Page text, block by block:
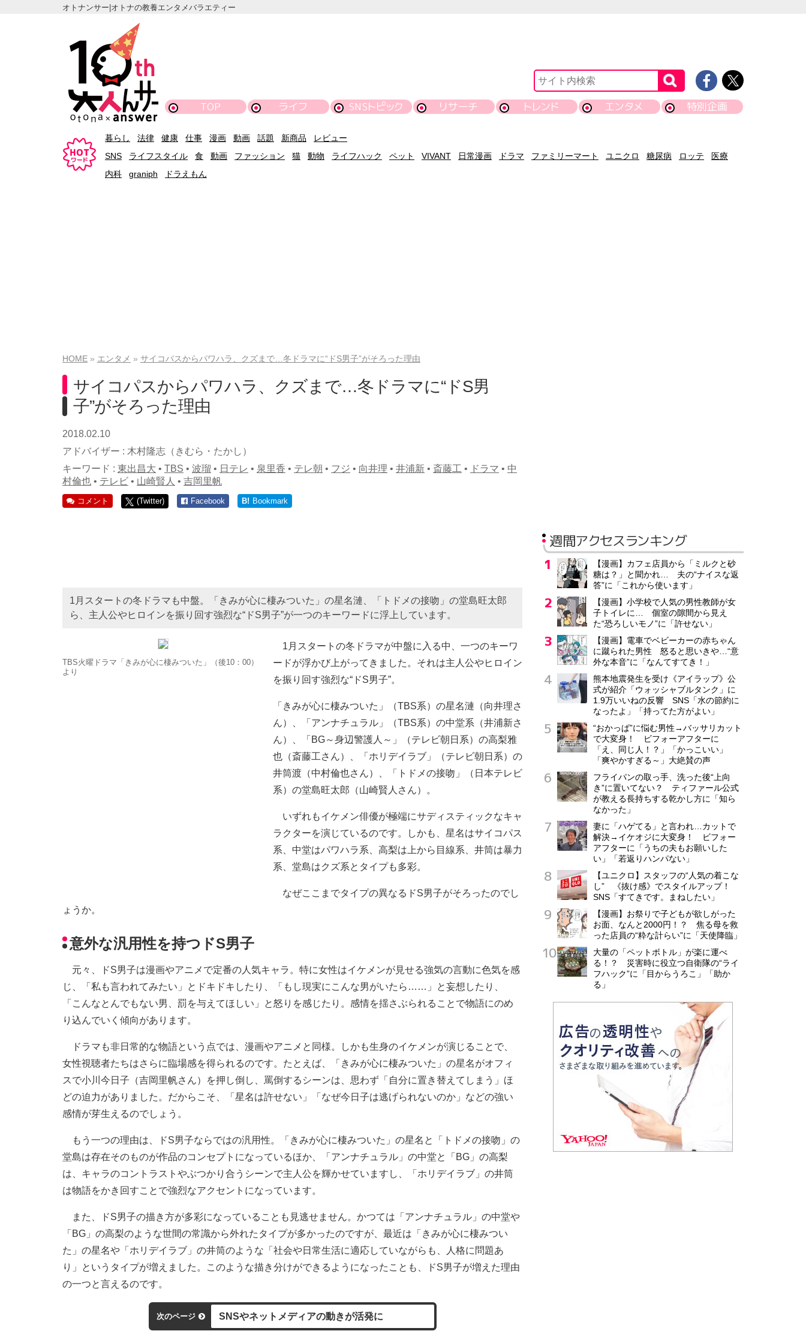
オトナンサー|オトナの教養エンタメバラエティー
TOP ライフ SNSトピック リサーチ トレンド エンタメ 特別企画
暮らし 法律 健康 仕事 漫画 動画 話題 新商品
レビュー
SNS
ライフスタイル 食 動画 ファッション 猫 動物 ライフハック ペット VIVANT 日常漫画 ドラマ ファミリーマート ユニクロ 糖尿病 ロッテ
医療
内科
graniph ドラえもん
HOME エンタメ サイコパスからパワハラ、クズまで…冬ドラマに“ドS男子”がそろった理由
サイコパスからパワハラ、クズまで…冬ドラマに“ドS男
子”がそろった理由
2018.02.10
アドバイザー : 木村隆志（きむら・たかし）
キーワード : 東出昌大 • TBS • 波瑠 • 日テレ • 泉里香 • テレ朝 • フジ • 向井理 • 井浦新 • 斎藤工 • ドラマ • 中
村倫也 • テレビ • 山崎賢人 • 吉岡里帆
コメント (Twitter) Facebook B! Bookmark
1月スタートの冬ドラマも中盤。「きみが心に棲みついた」の星名漣、「トドメの接吻」の堂島旺太郎
ら、主人公やヒロインを振り回す強烈な“ドS男子”が一つのキーワードに浮上しています。
TBS火曜ドラマ「きみが心に棲みついた」（後10：00）
より
1月スタートの冬ドラマが中盤に入る中、一つのキーワ
ードが浮かび上がってきました。それは主人公やヒロイン
を振り回す強烈な“ドS男子”。
「きみが心に棲みついた」（TBS系）の星名漣（向井理さ
ん）、「アンナチュラル」（TBS系）の中堂系（井浦新さ
ん）、「BG～身辺警護人～」（テレビ朝日系）の高梨雅
也（斎藤工さん）、「ホリデイラブ」（テレビ朝日系）の
井筒渡（中村倫也さん）、「トドメの接吻」（日本テレビ
系）の堂島旺太郎（山崎賢人さん）。
いずれもイケメン俳優が極端にサディスティックなキャ
ラクターを演じているのです。しかも、星名はサイコパス
系、中堂はパワハラ系、高梨は上から目線系、井筒は暴力
系、堂島はクズ系とタイプも多彩。
なぜここまでタイプの異なるドS男子がそろったのでし
ょうか。
意外な汎用性を持つドS男子
元々、ドS男子は漫画やアニメで定番の人気キャラ。特に女性はイケメンが見せる強気の言動に色気を感
じ、「私も言われてみたい」とドキドキしたり、「もし現実にこんな男がいたら……」と妄想したり、
「こんなとんでもない男、罰を与えてほしい」と怒りを感じたり。感情を揺さぶられることで物語にのめ
り込んでいく傾向があります。
ドラマも非日常的な物語という点では、漫画やアニメと同様。しかも生身のイケメンが演じることで、
女性視聴者たちはさらに臨場感を得られるのです。たとえば、「きみが心に棲みついた」の星名がオフィ
スで小川今日子（吉岡里帆さん）を押し倒し、罵倒するシーンは、思わず「自分に置き替えてしまう」ほ
どの迫力がありました。だからこそ、「星名は許せない」「なぜ今日子は逃げられないのか」などの強い
感情が芽生えるのでしょう。
もう一つの理由は、ドS男子ならではの汎用性。「きみが心に棲みついた」の星名と「トドメの接吻」の
堂島は存在そのものが作品のコンセプトになっているほか、「アンナチュラル」の中堂と「BG」の高梨
は、キャラのコントラストやぶつかり合うシーンで主人公を輝かせていますし、「ホリデイラブ」の井筒
は物語をかき回すことで強烈なアクセントになっています。
また、ドS男子の描き方が多彩になっていることも見逃せません。かつては「アンナチュラル」の中堂や
「BG」の高梨のような世間の常識から外れたタイプが多かったのですが、最近は「きみが心に棲みつい
た」の星名や「ホリデイラブ」の井筒のような「社会や日常生活に適応していながらも、人格に問題あ
り」というタイプが増えました。このような描き分けができるようになったことも、ドS男子が増えた理由
の一つと言えるのです。
次のページ SNSやネットメディアの動きが活発に
週間アクセスランキング
【漫画】カフェ店員から「ミルクと砂
糖は？」と聞かれ… 夫の“ナイスな返
答”に「これから使います」
【漫画】小学校で人気の男性教師が女
子トイレに… 個室の隙間から見え
た“恐ろしいモノ”に「許せない」
【漫画】電車でベビーカーの赤ちゃん
に蹴られた男性 怒ると思いきや…“意
外な本音”に「なんてすてき！」
熊本地震発生を受け《アイラップ》公
式が紹介「ウォッシャブルタンク」に
1.9万いいねの反響 SNS「水の節約に
なったよ」「持ってた方がよい」
“おかっぱ”に悩む男性→バッサリカット
で大変身！ ビフォーアフターに
「え、同じ人！？」「かっこいい」
「爽やかすぎる～」大絶賛の声
フライパンの取っ手、洗った後“上向
き”に置いてない？ ティファール公式
が教える長持ちする乾かし方に「知ら
なかった」
妻に「ハゲてる」と言われ…カットで
解決→イケオジに大変身！ ビフォー
アフターに「うちの夫もお願いした
い」「若返りハンパない」
【ユニクロ】スタッフの“人気の着こな
し” 《抜け感》でスタイルアップ！
SNS「すてきです。まねしたい」
【漫画】お祭りで子どもが欲しがった
お面、なんと2000円！？ 焦る母を救
った店員の“粋な計らい”に「天使降臨」
大量の「ペットボトル」が楽に運べ
る！？ 災害時に役立つ自衛隊の“ライ
フハック”に「目からうろこ」「助か
る」